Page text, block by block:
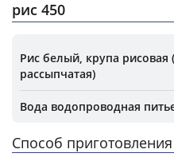
рис 450
Рис белый, крупа рисовая
рассыпчатая)
Вода водопроводная
Способ приготовления